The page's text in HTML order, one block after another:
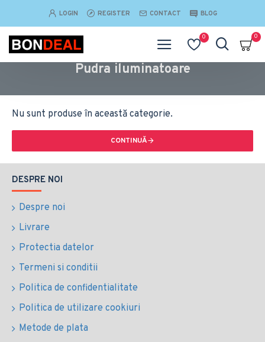
LOGIN REGISTER CONTACT BLOG
0 0
Pudra iluminatoare
Nu sunt produse în această categorie.
CONTINUĂ
DESPRE NOI
Despre noi
Livrare
Protectia datelor
Termeni si conditii
Politica de confidentialitate
Politica de utilizare cookiuri
Metode de plata